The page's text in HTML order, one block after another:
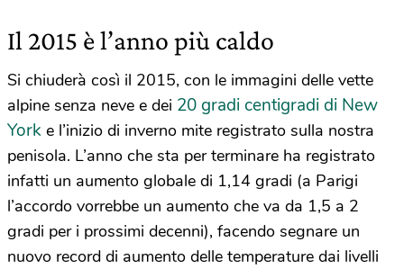
Il 2015 è l’anno più caldo
Si chiuderà così il 2015, con le immagini delle vette
alpine senza neve e dei 20 gradi centigradi di New
York e l’inizio di inverno mite registrato sulla nostra
penisola. L’anno che sta per terminare ha registrato
infatti un aumento globale di 1,14 gradi (a Parigi
l’accordo vorrebbe un aumento che va da 1,5 a 2
gradi per i prossimi decenni), facendo segnare un
nuovo record di aumento delle temperature dai livelli